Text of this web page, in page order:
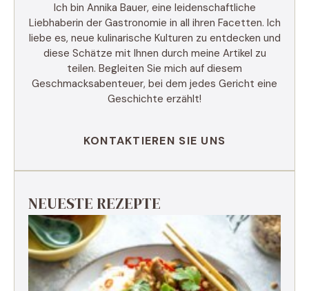
Ich bin Annika Bauer, eine leidenschaftliche
Liebhaberin der Gastronomie in all ihren Facetten. Ich
liebe es, neue kulinarische Kulturen zu entdecken und
diese Schätze mit Ihnen durch meine Artikel zu
teilen. Begleiten Sie mich auf diesem
Geschmacksabenteuer, bei dem jedes Gericht eine
Geschichte erzählt!
KONTAKTIEREN SIE UNS
NEUESTE REZEPTE